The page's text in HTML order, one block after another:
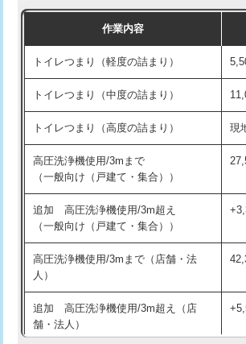
作業内容
トイレつまり（軽度の詰まり）
トイレつまり（中度の詰まり）
トイレつまり（高度の詰まり） 現
高圧洗浄機使用/3mまで
（一般向け（戸建て・集合））
追加 高圧洗浄機使用/3m超え
（一般向け（戸建て・集合））
高圧洗浄機使用/3mまで（店舗・法
人）
追加 高圧洗浄機使用/3m超え（店
舗・法人）